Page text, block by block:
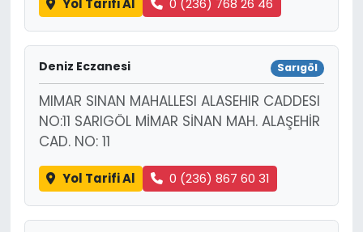
Yol Tarifi Al 0 (236) 768 26 46
Deniz Eczanesi Sarıgöl
MIMAR SINAN MAHALLESI ALASEHIR CADDESI
NO:11 SARIGÖL MİMAR SİNAN MAH. ALAŞEHİR
CAD. NO: 11
Yol Tarifi Al 0 (236) 867 60 31